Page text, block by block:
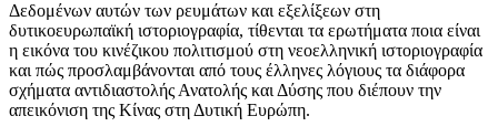
Δεδομένων αυτών των ρευμάτων και εξελίξεων στη
δυτικοευρωπαϊκή ιστοριογραφία, τίθενται τα ερωτήματα ποια είναι
η εικόνα του κινέζικου πολιτισμού στη νεοελληνική ιστοριογραφία
και πώς προσλαμβάνονται από τους έλληνες λόγιους τα διάφορα
σχήματα αντιδιαστολής Ανατολής και Δύσης που διέπουν την
απεικόνιση της Κίνας στη Δυτική Ευρώπη.